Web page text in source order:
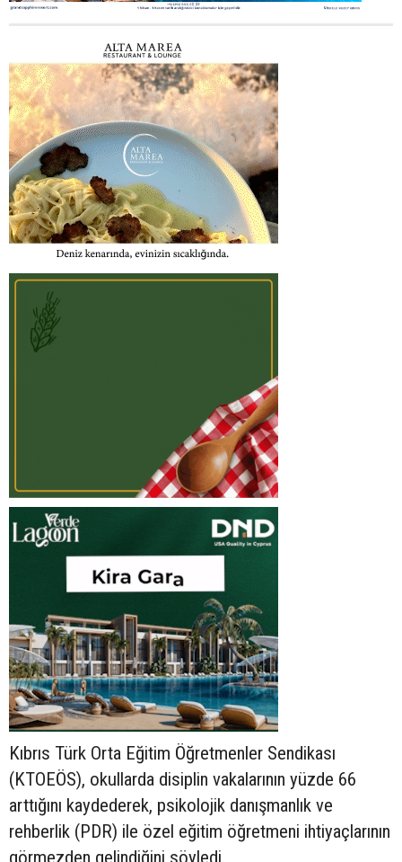
Kıbrıs Türk Orta Eğitim Öğretmenler Sendikası
(KTOEÖS), okullarda disiplin vakalarının yüzde 66
arttığını kaydederek, psikolojik danışmanlık ve
rehberlik (PDR) ile özel eğitim öğretmeni ihtiyaçlarının